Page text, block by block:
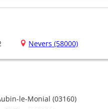
Nevers (58000)
le-Monial (03160)